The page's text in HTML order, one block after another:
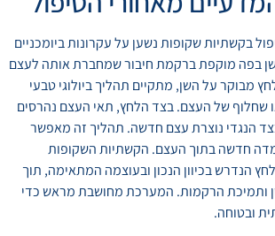
בקשתיות שקופות נשען על עקרונות ביומכניים
שן בפה מוקפת ברקמת חיבור שמחברת אותה לעצם
מבוקר על השן, מתקיים תהליך ביולוגי טבעי
שחלוף של העצם. בצד הלחץ, תאי העצם נהרסים
הנגדי נוצרת עצם חדשה. תהליך זה מאפשר
חדשה בתוך העצם. הקשתיות השקופות
הנדרש בכיוון הנכון ובעוצמה המתאימה, תוך
ותמיכת הרקמות. המערכת מחושבת מראש כדי
ובטוחה.